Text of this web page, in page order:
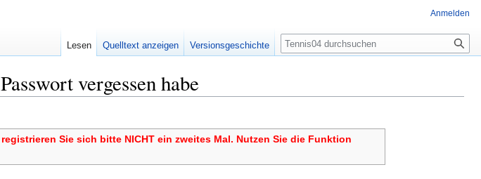
vergessen habe
Sie sich bitte NICHT ein zweites Mal. Nutzen Sie die Funktion
Anmelden
Lesen Quelltext anzeigen Versionsgeschichte Suche